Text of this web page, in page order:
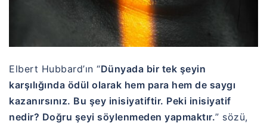
Elbert Hubbard’ın “Dünyada bir tek şeyin
karşılığında ödül olarak hem para hem de saygı
kazanırsınız. Bu şey inisiyatiftir. Peki inisiyatif
nedir? Doğru şeyi söylenmeden yapmaktır.” sözü,